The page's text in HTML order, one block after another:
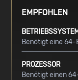
EMPFOHLEN
Benötigt eine 64-
PROZESSOR
Benötigt einen